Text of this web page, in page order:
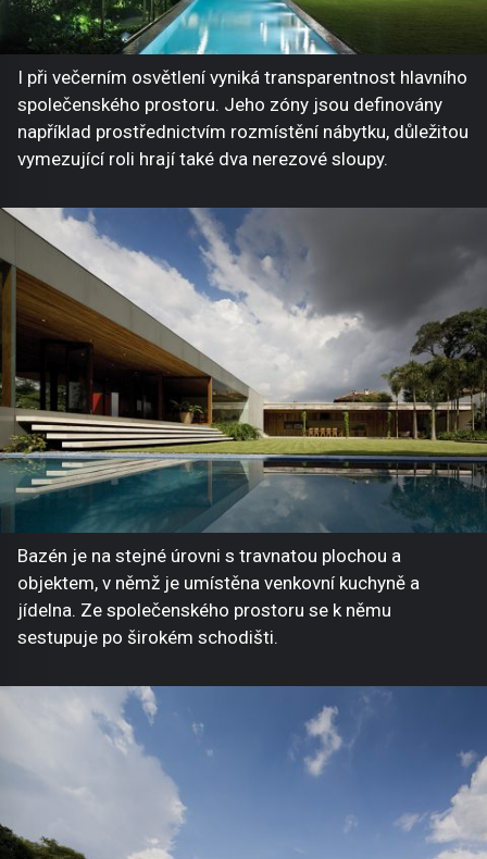
I při večerním osvětlení vyniká transparentnost hlavního
společenského prostoru. Jeho zóny jsou definovány
například prostřednictvím rozmístění nábytku, důležitou
vymezující roli hrají také dva nerezové sloupy.
Bazén je na stejné úrovni s travnatou plochou a
objektem, v němž je umístěna venkovní kuchyně a
jídelna. Ze společenského prostoru se k němu
sestupuje po širokém schodišti.